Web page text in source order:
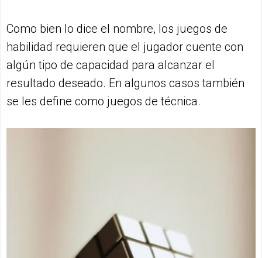
Como bien lo dice el nombre, los juegos de
habilidad requieren que el jugador cuente con
algún tipo de capacidad para alcanzar el
resultado deseado. En algunos casos también
se les define como juegos de técnica.